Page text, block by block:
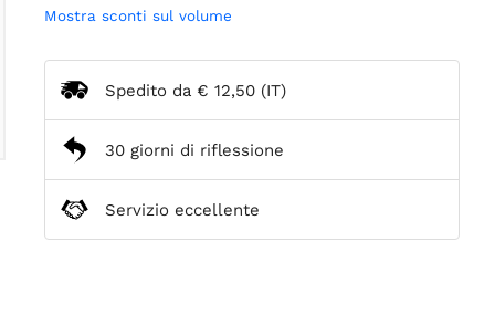
Mostra sconti sul volume
Spedito da € 12,50 (IT)
30 giorni di riflessione
Servizio eccellente